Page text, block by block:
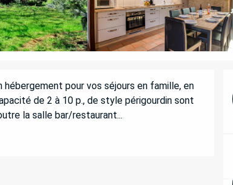
pour vos séjours en famille, en
de 2 à 10 p., de style périgourdin sont
la salle bar/restaurant...